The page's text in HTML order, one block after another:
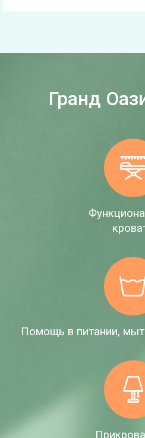
Гранд
Помощь в питании,